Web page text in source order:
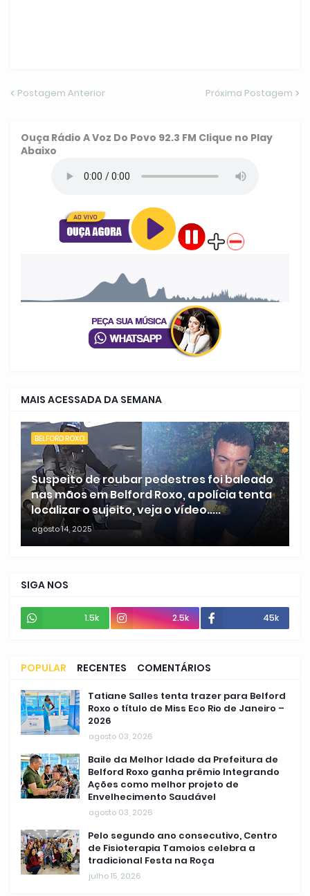
Postagem Anterior Próxima Postagem
Ouça Rádio A Voz Do Povo 92.3 FM Clique no Play
Abaixo
MAIS ACESSADA DA SEMANA
BELFORD ROXO
Suspeito de roubar pedestres foi baleado
nas mãos em Belford Roxo, a polícia tenta
localizar o sujeito, veja o vídeo.....
agosto 14, 2025
SIGA NOS
1.5k 2.5k 45k
POPULAR RECENTES COMENTÁRIOS
Tatiane Salles tenta trazer para Belford
Roxo o título de Miss Eco Rio de Janeiro –
2026
agosto 03, 2026
Baile da Melhor Idade da Prefeitura de
Belford Roxo ganha prêmio Integrando
Ações como melhor projeto de
Envelhecimento Saudável
agosto 03, 2026
Pelo segundo ano consecutivo, Centro
de Fisioterapia Tamoios celebra a
tradicional Festa na Roça
julho 15, 2026